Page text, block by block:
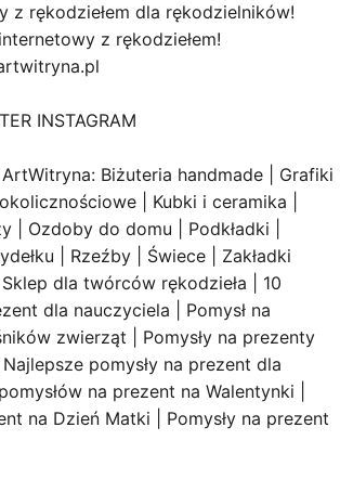
z rękodziełem dla rękodzielników!
z rękodziełem!
INSTAGRAM
Biżuteria handmade | Grafiki
| Kubki i ceramika |
| Ozdoby do domu | Podkładki |
| Rzeźby | Świece | Zakładki
dla twórców rękodzieła | 10
dla nauczyciela | Pomysł na
zwierząt | Pomysły na prezenty
pomysły na prezent dla
na prezent na Walentynki |
na Dzień Matki | Pomysły na prezent